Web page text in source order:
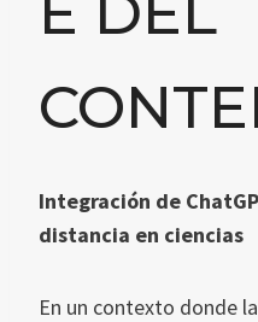
Integración de
distancia en ciencias
En un contexto donde